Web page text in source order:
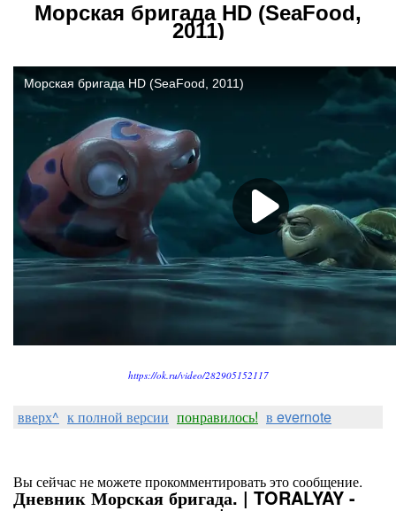
Морская бригада HD (SeaFood,
2011)
https://ok.ru/video/282905152117
вверх^ к полной версии понравилось! в evernote
Вы сейчас не можете прокомментировать это сообщение.
Дневник Морская бригада. | TORALYAY -